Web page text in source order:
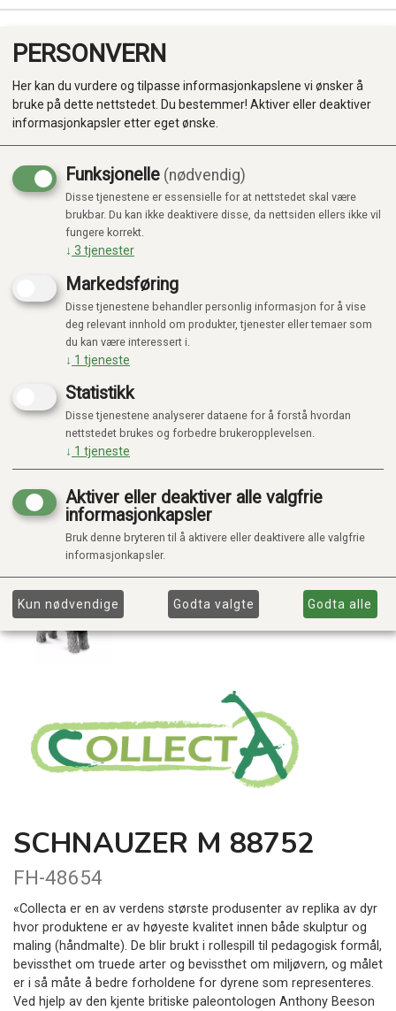
Produkter
Kategorier
SCHNAUZER M 88752
FH-48654
«Collecta er en av verdens største produsenter av replika av dyr
hvor produktene er av høyeste kvalitet innen både skulptur og
maling (håndmalte). De blir brukt i rollespill til pedagogisk formål,
bevissthet om truede arter og bevissthet om miljøvern, og målet
er i så måte å bedre forholdene for dyrene som representeres.
Ved hjelp av den kjente britiske paleontologen Anthony Beeson
PERSONVERN
Her kan du vurdere og tilpasse informasjonkapslene vi ønsker å
bruke på dette nettstedet. Du bestemmer! Aktiver eller deaktiver
informasjonkapsler etter eget ønske.
Funksjonelle (nødvendig)
Disse tjenestene er essensielle for at nettstedet skal være
brukbar. Du kan ikke deaktivere disse, da nettsiden ellers ikke vil
fungere korrekt.
↓ 3 tjenester
Markedsføring
Disse tjenestene behandler personlig informasjon for å vise
deg relevant innhold om produkter, tjenester eller temaer som
du kan være interessert i.
↓ 1 tjeneste
Statistikk
Disse tjenestene analyserer dataene for å forstå hvordan
nettstedet brukes og forbedre brukeropplevelsen.
↓ 1 tjeneste
Aktiver eller deaktiver alle valgfrie
informasjonkapsler
Bruk denne bryteren til å aktivere eller deaktivere alle valgfrie
informasjonkapsler.
Kun nødvendige Godta valgte Godta alle